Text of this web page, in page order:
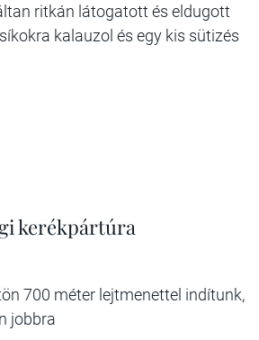
ritkán látogatott és eldugott
kalauzol és egy kis sütizés
kerékpártúra
700 méter lejtmenettel indítunk,
jobbra